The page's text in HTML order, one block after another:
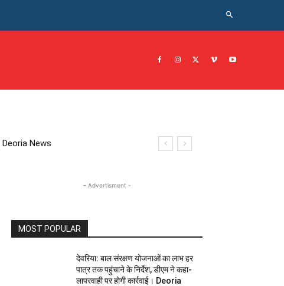
JOB नोकरी सरकारी योजना
Deoria News
- Advertisment -
MOST POPULAR
देवरिया: बाल संरक्षण योजनाओं का लाभ हर
पात्र तक पहुंचाने के निर्देश, डीएम ने कहा-
लापरवाही पर होगी कार्रवाई। Deoria